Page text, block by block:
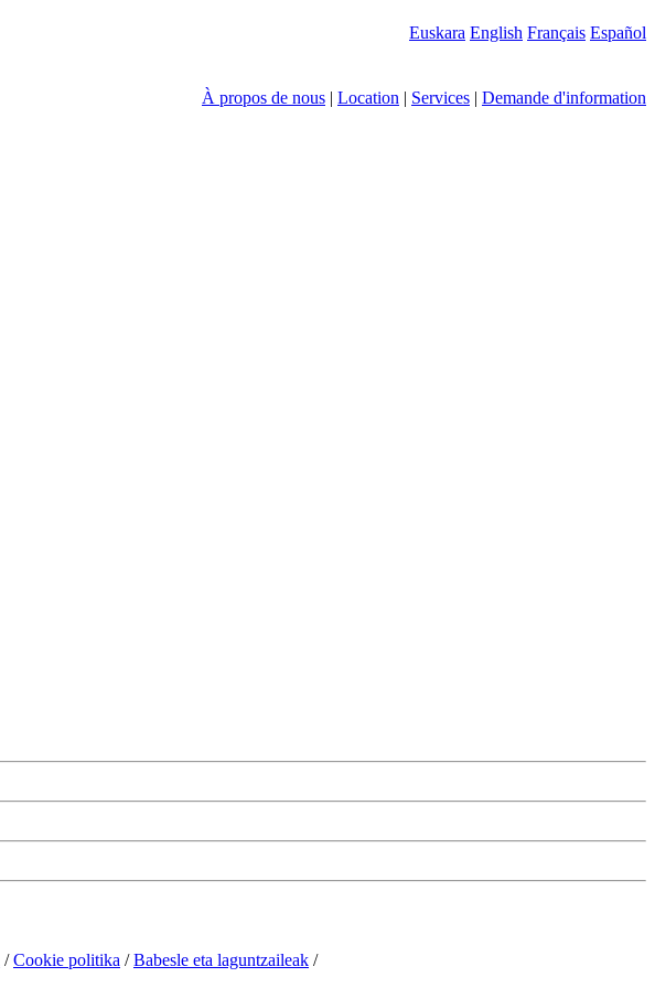
Euskara English Français Español
À propos de nous | Location | Services | Demande d'information
/Cookie politika /Babesle eta laguntzaileak /